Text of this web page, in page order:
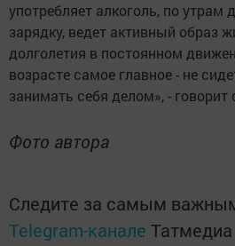
употребляет алкоголь, по утрам
зарядку, ведет активный образ
долголетия в постоянном
возрасте самое главное - не
занимать себя делом», - говорит
Фото автора
Следите за самым
Telegram-канале Татмедиа